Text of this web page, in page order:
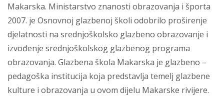
Makarska. Ministarstvo znanosti obrazovanja i športa
2007. je Osnovnoj glazbenoj školi odobrilo proširenje
djelatnosti na srednjoškolsko glazbeno obrazovanje i
izvođenje srednjoškolskog glazbenog programa
obrazovanja. Glazbena škola Makarska je glazbeno –
pedagoška institucija koja predstavlja temelj glazbene
kulture i obrazovanja u ovom dijelu Makarske rivijere.